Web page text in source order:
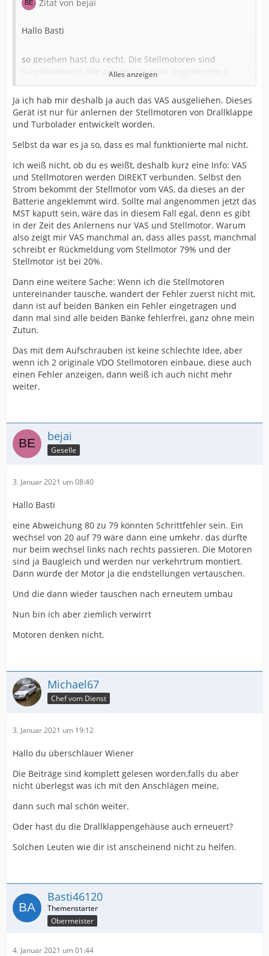
Zitat von bejai
Hallo Basti
so gesehen hast du recht. Die Stellmotoren sind
Position auf max und zurück. immer wieder in x
Schritten hin und her. Das die sich mal verzählen
kommt vor. Wenn dann finden Sie auch die 0 Position
nicht wieder. Durch Motor aus müsste der Motor dann
eigenständig merken bin nicht in Position x und müsste
nachregeln. Das macht dann aber im Betrieb das MST.
Soweit meine Infos
normal müsste wen + und - 12V anliegen mit der
Steuerspannung ca 3V einzelne Schritte möglich sein als
impuls.
Man müsste mal einen Motor aufschrauben.
Gerald
Alles anzeigen
Ja ich hab mir deshalb ja auch das VAS ausgeliehen. Dieses
Gerät ist nur für anlernen der Stellmotoren von Drallklappe
und Turbolader entwickelt worden.
Selbst da war es ja so, dass es mal funktionierte mal nicht.
Ich weiß nicht, ob du es weißt, deshalb kurz eine Info: VAS
und Stellmotoren werden DIREKT verbunden. Selbst den
Strom bekommt der Stellmotor vom VAS, da dieses an der
Batterie angeklemmt wird. Sollte mal angenommen jetzt das
MST kaputt sein, wäre das in diesem Fall egal, denn es gibt
in der Zeit des Anlernens nur VAS und Stellmotor. Warum
also zeigt mir VAS manchmal an, dass alles passt, manchmal
schreibt er Rückmeldung vom Stellmotor 79% und der
Stellmotor ist bei 20%.
Dann eine weitere Sache: Wenn ich die Stellmotoren
untereinander tausche, wandert der Fehler zuerst nicht mit,
dann ist auf beiden Bänken ein Fehler eingetragen und
dann mal sind alle beiden Bänke fehlerfrei, ganz ohne mein
Zutun.
Das mit dem Aufschrauben ist keine schlechte Idee, aber
wenn ich 2 originale VDO Stellmotoren einbaue, diese auch
einen Fehler anzeigen, dann weiß ich auch nicht mehr
weiter.
bejai
Geselle
3. Januar 2021 um 08:40
Hallo Basti
eine Abweichung 80 zu 79 könnten Schrittfehler sein. Ein
wechsel von 20 auf 79 wäre dann eine umkehr. das dürfte
nur beim wechsel links nach rechts passieren. Die Motoren
sind ja Baugleich und werden nur verkehrtrum montiert.
Dann würde der Motor ja die endstellungen vertauschen.
Und die dann wieder tauschen nach erneutem umbau
Nun bin ich aber ziemlich verwirrt
Motoren denken nicht.
Michael67
Chef vom Dienst
3. Januar 2021 um 19:12
Hallo du überschlauer Wiener
Die Beiträge sind komplett gelesen worden,falls du aber
nicht überlegst was ich mit den Anschlägen meine,
dann such mal schön weiter.
Oder hast du die Drallklappengehäuse auch erneuert?
Solchen Leuten wie dir ist anscheinend nicht zu helfen.
Basti46120
Obermeister
4. Januar 2021 um 01:44